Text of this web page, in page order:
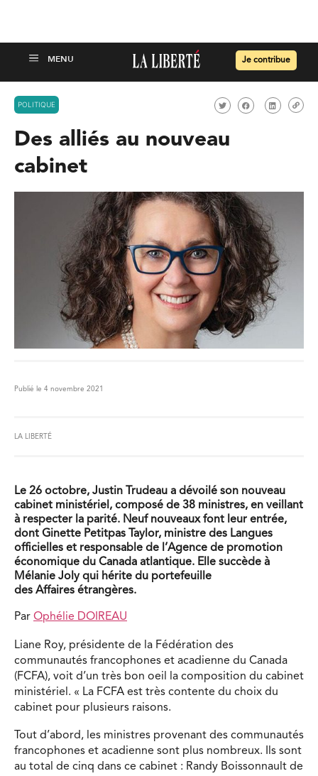
Je contribue
POLITIQUE
Des alliés au nouveau
cabinet
Publié le 4 novembre 2021
LA LIBERTÉ
Le 26 octobre, Justin Trudeau a dévoilé son nouveau
cabinet ministériel, composé de 38 ministres, en veillant
à respecter la parité. Neuf nouveaux font leur entrée,
dont Ginette Petitpas Taylor, ministre des Langues
officielles et responsable de l’Agence de promotion
économique du Canada atlantique. Elle succède à
Mélanie Joly qui hérite du portefeuille
des Affaires étrangères.
Par Ophélie DOIREAU
Liane Roy, présidente de la Fédération des
communautés francophones et acadienne du Canada
(FCFA), voit d’un très bon oeil la composition du cabinet
ministériel. « La FCFA est très contente du choix du
cabinet pour plusieurs raisons.
Tout d’abord, les ministres provenant des communautés
francophones et acadienne sont plus nombreux. Ils sont
au total de cinq dans ce cabinet : Randy Boissonnault de